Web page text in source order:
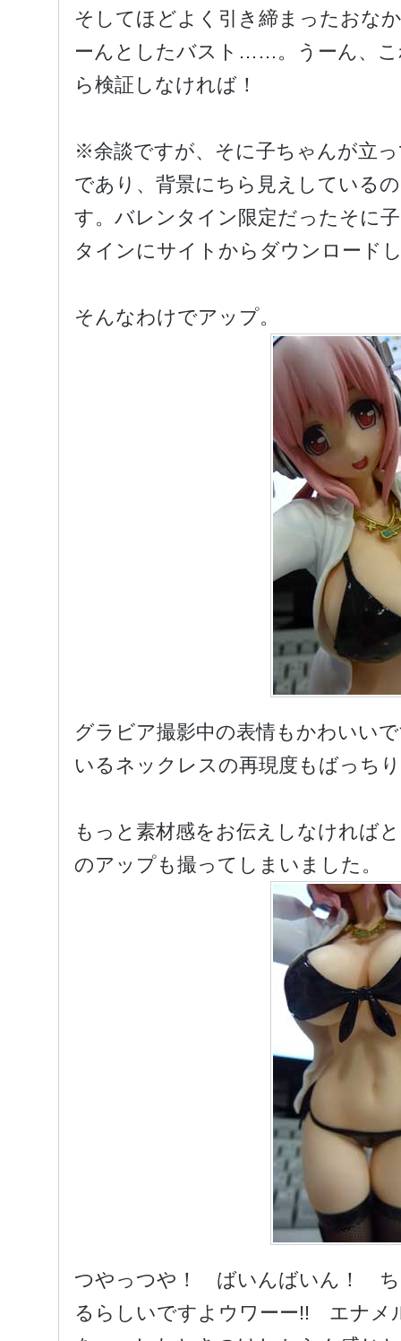
そしてほどよく引き締まったおな
ーんとしたバスト……。うーん、
ら検証しなければ！
※余談ですが、そに子ちゃんが立
であり、背景にちら見えしている
す。バレンタイン限定だったそに
タインにサイトからダウンロード
そんなわけでアップ。
グラビア撮影中の表情もかわいい
いるネックレスの再現度もばっ
もっと素材感をお伝えしなければ
のアップも撮ってしまいました。
つやっつや！ ばいんばいん！ ち
るらしいですよウワーー!! エナメ